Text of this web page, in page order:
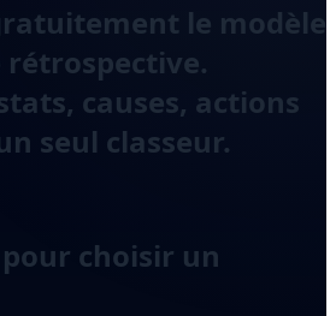
le modèle
causes, actions
seul classeur.
choisir un